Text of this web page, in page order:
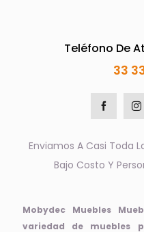
Teléfono De
33
Enviamos A Casi Toda
Bajo Costo Y
Mobydec Muebles
variedad de muebles